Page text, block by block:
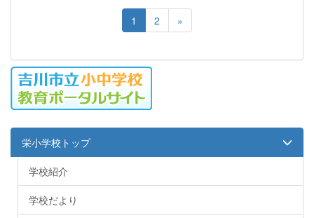
1 2 »
栄小学校トップ
学校紹介
学校だより